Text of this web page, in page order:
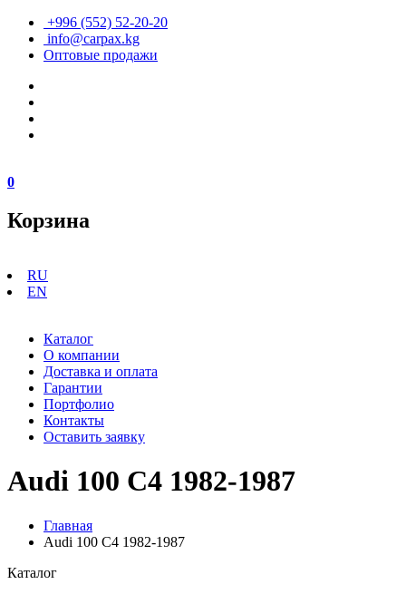
+996 (552) 52-20-20
info@carpax.kg
Оптовые продажи
0
Корзина
RU
EN
Каталог
О компании
Доставка и оплата
Гарантии
Портфолио
Контакты
Оставить заявку
Audi 100 C4 1982-1987
Главная
Audi 100 C4 1982-1987
Каталог